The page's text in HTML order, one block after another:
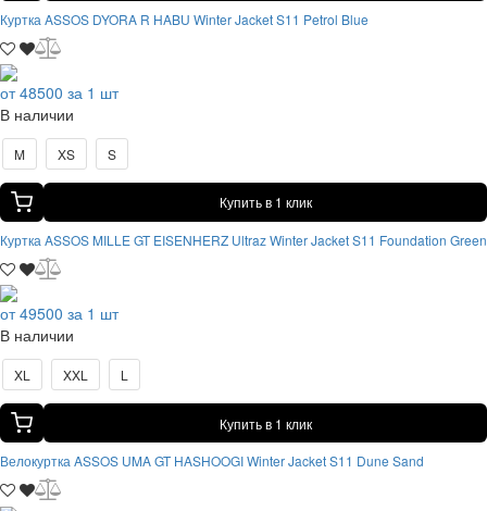
Куртка ASSOS DYORA R HABU Winter Jacket S11 Petrol Blue
от 48500 за 1 шт
В наличии
M XS S
Купить в 1 клик
Куртка ASSOS MILLE GT EISENHERZ Ultraz Winter Jacket S11 Foundation Green
от 49500 за 1 шт
В наличии
XL XXL L
Купить в 1 клик
Велокуртка ASSOS UMA GT HASHOOGI Winter Jacket S11 Dune Sand